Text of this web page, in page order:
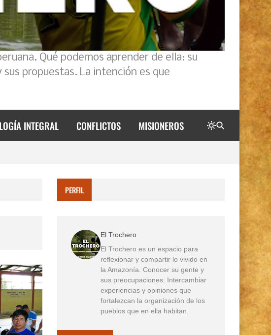
Qué podemos aprender de ella: su
propuestas. La intención es que
INTEGRAL CONFLICTOS MISIONEROS
PERFIL
El Trochero
El Trochero es un espacio para
reflexionar y compartir lo vivido en
la Amazonía. Conocer su gente y
sus preocupaciones. Intercambiar
experiencias y opiniones que
fortalezcan la organización de los
pueblos que en ella habitan.